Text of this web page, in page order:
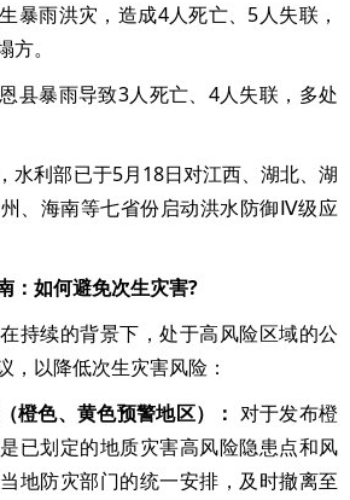
雨洪灾，造成4人死亡、5人失联，
。
暴雨导致3人死亡、4人失联，多处
利部已于5月18日对江西、湖北、湖
、海南等七省份启动洪水防御Ⅳ级应
：如何避免次生灾害?
续的背景下，处于高风险区域的公
，以降低次生灾害风险：
橙色、黄色预警地区）： 对于发布橙
已划定的地质灾害高风险隐患点和风
地防灾部门的统一安排，及时撤离至